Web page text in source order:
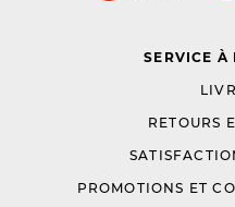
SERVICE À
RETOURS
PROMOTIONS ET